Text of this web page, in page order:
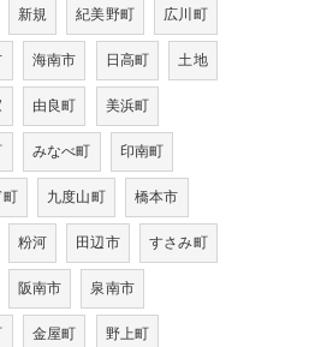
新規 紀美野町
広川町
海南市 日高町
土地
由良町
美浜町
みなべ町
印南町
九度山町
橋本市
粉河 田辺市
すさみ町
阪南市
泉南市
金屋町
野上町